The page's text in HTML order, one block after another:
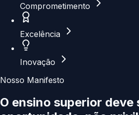
Comprometimento
Excelência
Inovação
Nosso Manifesto
O ensino superior deve